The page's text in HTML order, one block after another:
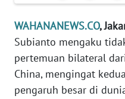
WAHANANEWS.CO,
Subianto mengaku
pertemuan bilateral
China, mengingat
pengaruh besar di
Informasi
INDEKS
BERITA
KONTAK
KAMI